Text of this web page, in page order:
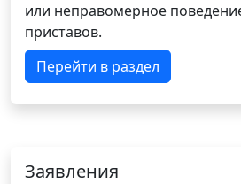
или неправомерное
приставов.
Перейти в раздел
Заявления